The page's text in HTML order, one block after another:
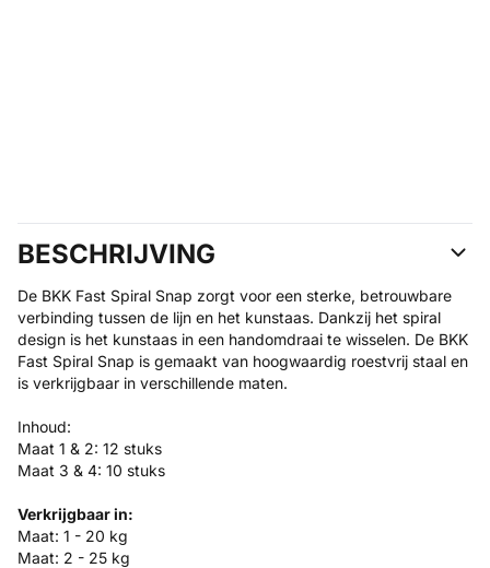
BESCHRIJVING
De BKK Fast Spiral Snap zorgt voor een sterke, betrouwbare
verbinding tussen de lijn en het kunstaas. Dankzij het spiral
design is het kunstaas in een handomdraai te wisselen. De BKK
Fast Spiral Snap is gemaakt van hoogwaardig roestvrij staal en
is verkrijgbaar in verschillende maten.
Inhoud:
Maat 1 & 2: 12 stuks
Maat 3 & 4: 10 stuks
Verkrijgbaar in:
Maat: 1 - 20 kg
Maat: 2 - 25 kg